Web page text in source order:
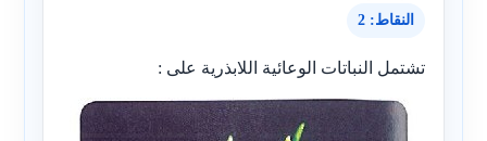
النقاط: 2
تشتمل النباتات الوعائية اللابذرية على :